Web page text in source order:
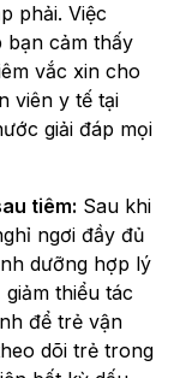
phải. Việc
bạn cảm thấy
vắc xin cho
viên y tế tại
giải đáp mọi
tiêm: Sau khi
ngơi đầy đủ
dưỡng hợp lý
thiểu tác
để trẻ vận
dõi trẻ trong